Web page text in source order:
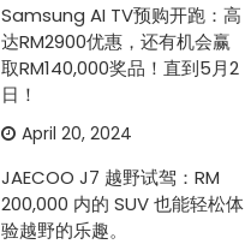
Samsung AI TV预购开跑：高
达RM2900优惠，还有机会赢
取RM140,000奖品！直到5月2
日！
April 20, 2024
JAECOO J7 越野试驾：RM
200,000 内的 SUV 也能轻松体
验越野的乐趣。